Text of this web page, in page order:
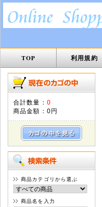
TOP 利用規約
合計数量： 0
商品金額： 0円
商品カテゴリから選ぶ
商品名を入力